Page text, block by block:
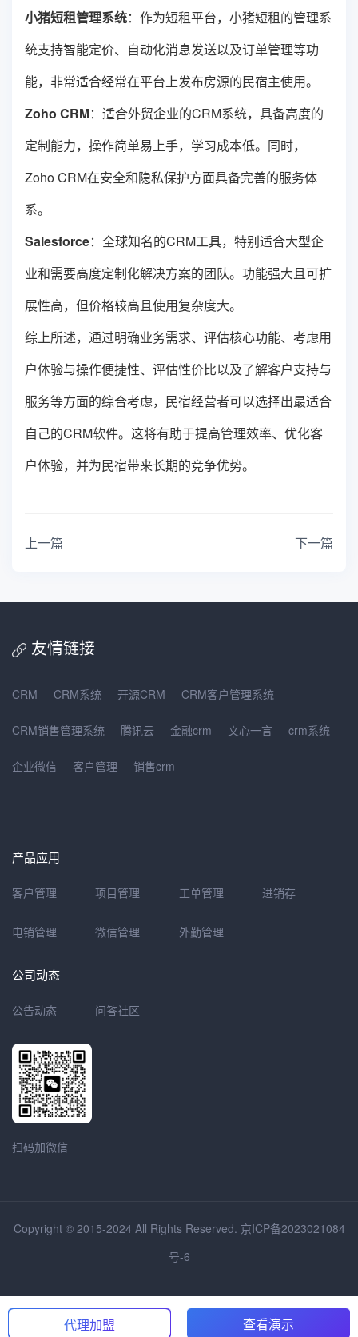
小猪短租管理系统：作为短租平台，小猪短租的管理系
统支持智能定价、自动化消息发送以及订单管理等功
能，非常适合经常在平台上发布房源的民宿主使用。
Zoho CRM：适合外贸企业的CRM系统，具备高度的
定制能力，操作简单易上手，学习成本低。同时，
Zoho CRM在安全和隐私保护方面具备完善的服务体
系。
Salesforce：全球知名的CRM工具，特别适合大型企
业和需要高度定制化解决方案的团队。功能强大且可扩
展性高，但价格较高且使用复杂度大。
综上所述，通过明确业务需求、评估核心功能、考虑用
户体验与操作便捷性、评估性价比以及了解客户支持与
服务等方面的综合考虑，民宿经营者可以选择出最适合
自己的CRM软件。这将有助于提高管理效率、优化客
户体验，并为民宿带来长期的竞争优势。
上一篇 下一篇
友情链接
CRM CRM系统 开源CRM CRM客户管理系统
CRM销售管理系统 腾讯云 金融crm 文心一言 crm系统
企业微信 客户管理 销售crm
产品应用
客户管理 项目管理 工单管理 进销存
电销管理 微信管理 外勤管理
公司动态
公告动态 问答社区
扫码加微信
Copyright © 2015-2024 All Rights Reserved. 京ICP备2023021084
号-6
代理加盟 查看演示